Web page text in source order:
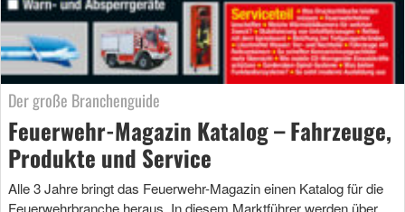
Der große Branchenguide
Feuerwehr-Magazin Katalog – Fahrzeuge,
Produkte und Service
Alle 3 Jahre bringt das Feuerwehr-Magazin einen Katalog für die